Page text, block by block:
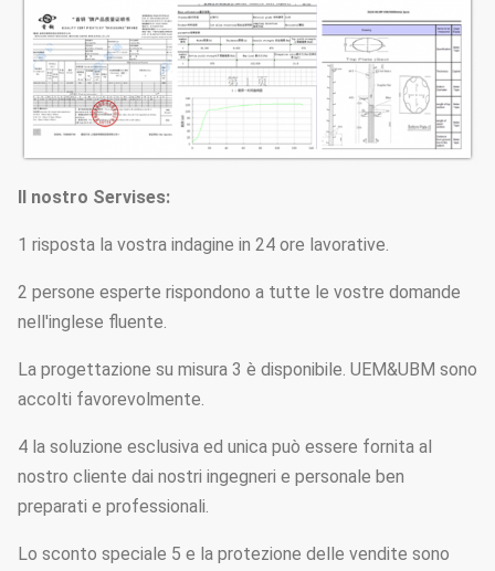
Il nostro Servises:
1 risposta la vostra indagine in 24 ore lavorative.
2 persone esperte rispondono a tutte le vostre domande
nell'inglese fluente.
La progettazione su misura 3 è disponibile. UEM&UBM sono
accolti favorevolmente.
4 la soluzione esclusiva ed unica può essere fornita al
nostro cliente dai nostri ingegneri e personale ben
preparati e professionali.
Lo sconto speciale 5 e la protezione delle vendite sono